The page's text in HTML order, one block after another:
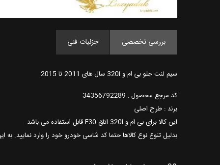
بررسی تخصصی جزئیات فنی
سیم لنت جلو بی ام و 320i سال های 2011 تا 2015
کد مرجع محصول : 34356792289
برند : طرح اصلی
این کالا برای بی ام و 320i اتاق F30 قابل استفاده می باشد.
بدلیل تنوع نوع کالاها حتما کد شاسی خودرو خود را وارد نمایید.